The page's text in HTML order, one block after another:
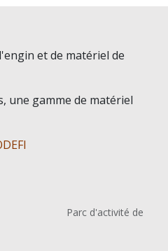
et de matériel de
une gamme de matériel
​Parc d'activité de